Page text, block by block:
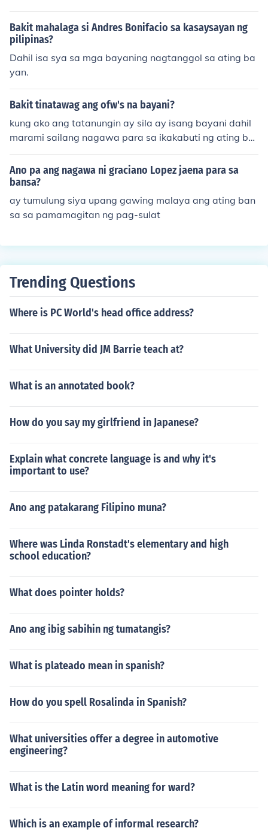
Bakit mahalaga si Andres Bonifacio sa kasaysayan ng
pilipinas?
Dahil isa sya sa mga bayaning nagtanggol sa ating ba
yan.
Bakit tinatawag ang ofw's na bayani?
kung ako ang tatanungin ay sila ay isang bayani dahil
marami sailang nagawa para sa ikakabuti ng ating ba
nsa, nagsasakripisyo sila para kumita lang ng pera. tini
is nila ang napakalayong lugar para lamang sa pamily
a para kumita at mabigyan ng magandang kinabukasa
n silang lahat. kahit masakit sa kanilang kalooban,kahit
minaltrato sila, kahit na tinatrato na parang Hindi Tao,
tiniis pa rin ang lahat , kahit na parang kalabaw na sila
Ano pa ang nagawa ni graciano Lopez jaena para sa
bansa?
ay tumulung siya upang gawing malaya ang ating ban
sa sa pamamagitan ng pag-sulat
Trending Questions
Where is PC World's head office address?
What University did JM Barrie teach at?
What is an annotated book?
How do you say my girlfriend in Japanese?
Explain what concrete language is and why it's
important to use?
Ano ang patakarang Filipino muna?
Where was Linda Ronstadt's elementary and high
school education?
What does pointer holds?
Ano ang ibig sabihin ng tumatangis?
What is plateado mean in spanish?
How do you spell Rosalinda in Spanish?
What universities offer a degree in automotive
engineering?
What is the Latin word meaning for ward?
Which is an example of informal research?